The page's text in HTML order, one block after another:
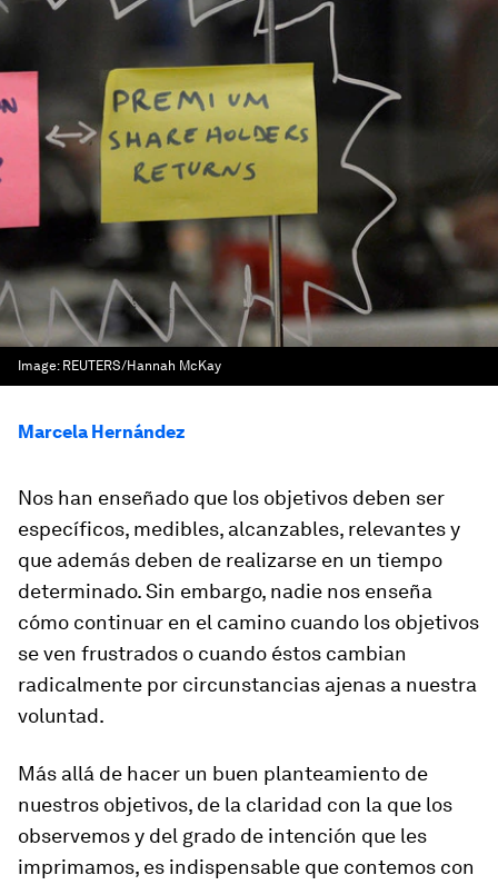
Image: REUTERS/Hannah McKay
Marcela Hernández
Nos han enseñado que los objetivos deben ser
específicos, medibles, alcanzables, relevantes y
que además deben de realizarse en un tiempo
determinado. Sin embargo, nadie nos enseña
cómo continuar en el camino cuando los objetivos
se ven frustrados o cuando éstos cambian
radicalmente por circunstancias ajenas a nuestra
voluntad.
Más allá de hacer un buen planteamiento de
nuestros objetivos, de la claridad con la que los
observemos y del grado de intención que les
imprimamos, es indispensable que contemos con